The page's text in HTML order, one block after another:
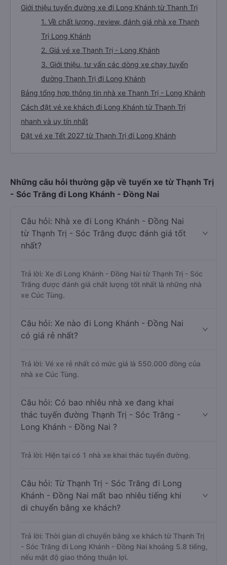
Giới thiệu tuyến đường xe đi Long Khánh từ Thạnh Trị
1. Về chất lượng, review, đánh giá nhà xe Thạnh
Trị Long Khánh
2. Giá vé xe Thạnh Trị - Long Khánh
3. Giới thiệu, tư vấn các dòng xe chạy tuyến
đường Thạnh Trị đi Long Khánh
Bảng tổng hợp thông tin nhà xe Thạnh Trị - Long Khánh
Cách đặt vé xe khách đi Long Khánh từ Thạnh Trị
nhanh và uy tín nhất
Đặt vé xe Tết 2027 từ Thạnh Trị đi Long Khánh
Những câu hỏi thường gặp về tuyến xe từ Thạnh Trị
- Sóc Trăng đi Long Khánh - Đồng Nai
Câu hỏi: Nhà xe đi Long Khánh - Đồng Nai
từ Thạnh Trị - Sóc Trăng được đánh giá tốt
nhất?
Trả lời: Xe đi Long Khánh - Đồng Nai từ Thạnh Trị - Sóc
Trăng được đánh giá chất lượng tốt nhất là những nhà
xe Cúc Tùng.
Câu hỏi: Xe nào đi Long Khánh - Đồng Nai
có giá rẻ nhất?
Trả lời: Vé xe rẻ nhất có mức giá là 550.000 đồng của
nhà xe Cúc Tùng.
Câu hỏi: Có bao nhiêu nhà xe đang khai
thác tuyến đường Thạnh Trị - Sóc Trăng -
Long Khánh - Đồng Nai ?
Trả lời: Hiện tại có 1 nhà xe khai thác tuyến đường.
Câu hỏi: Từ Thạnh Trị - Sóc Trăng đi Long
Khánh - Đồng Nai mất bao nhiêu tiếng khi
di chuyển bằng xe khách?
Trả lời: Thời gian di chuyển bằng xe khách từ Thạnh Trị
- Sóc Trăng đi Long Khánh - Đồng Nai khoảng 5.8 tiếng,
nếu mật độ giao thông thuận lợi.